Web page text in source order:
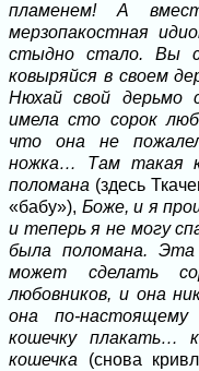
пламенем! А
мерзопакостная
стыдно стало. Вы
ковыряйся в своем
Нюхай свой дерьмо
имела сто сорок
что она не
ножка… Там такая
поломана (здесь
«бабу»), Боже, и я
и теперь я не могу
была поломана. Эта
может сделать
любовников, и она
она по-
кошечку плакать…
кошечка (снова